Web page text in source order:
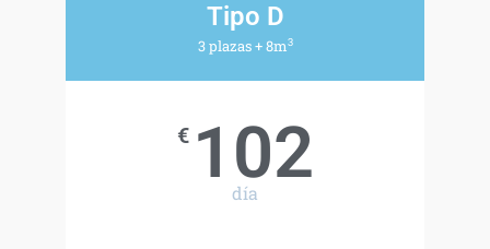
Tipo D
3 plazas + 8m3
€ 102
día